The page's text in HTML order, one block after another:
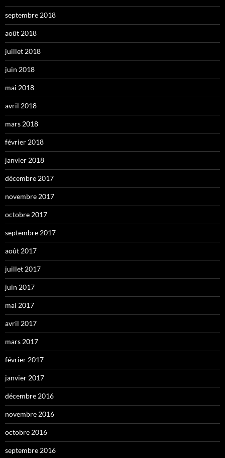
septembre 2018
août 2018
juillet 2018
juin 2018
mai 2018
avril 2018
mars 2018
février 2018
janvier 2018
décembre 2017
novembre 2017
octobre 2017
septembre 2017
août 2017
juillet 2017
juin 2017
mai 2017
avril 2017
mars 2017
février 2017
janvier 2017
décembre 2016
novembre 2016
octobre 2016
septembre 2016